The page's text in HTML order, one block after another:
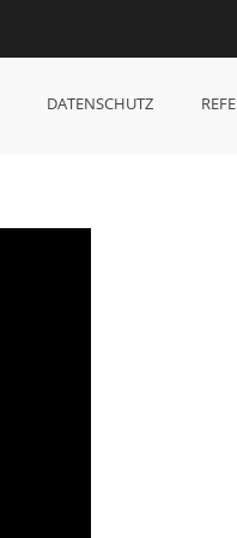
DATENSCHUTZ